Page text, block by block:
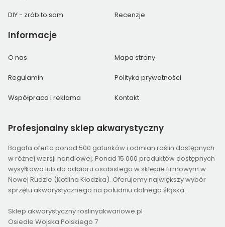
DIY - zrób to sam Recenzje
Informacje
O nas Mapa strony
Regulamin Polityka prywatności
Współpraca i reklama Kontakt
Profesjonalny sklep akwarystyczny
Bogata oferta ponad 500 gatunków i odmian roślin dostępnych
w różnej wersji handlowej. Ponad 15 000 produktów dostępnych
wysyłkowo lub do odbioru osobistego w sklepie firmowym w
Nowej Rudzie (Kotlina Kłodzka). Oferujemy największy wybór
sprzętu akwarystycznego na południu dolnego śląska.
Sklep akwarystyczny roslinyakwariowe.pl
Osiedle Wojska Polskiego 7